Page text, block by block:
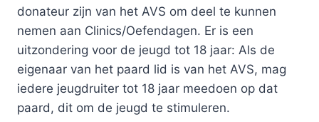
donateur zijn van het AVS om deel te kunnen
nemen aan Clinics/Oefendagen. Er is een
uitzondering voor de jeugd tot 18 jaar: Als de
eigenaar van het paard lid is van het AVS, mag
iedere jeugdruiter tot 18 jaar meedoen op dat
paard, dit om de jeugd te stimuleren.